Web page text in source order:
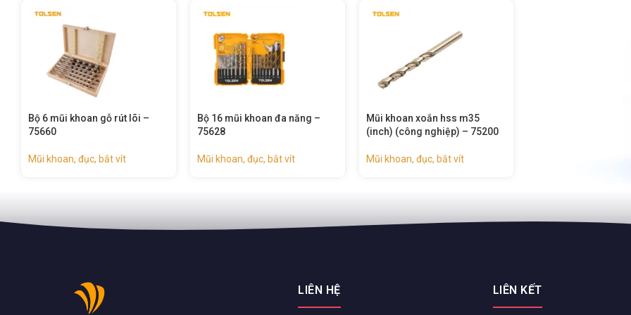
Bộ 16 mũi khoan đa năng –
75628
Mũi khoan, đục, bắt vít
Mũi khoan xoắn hss m35
(inch) (công nghiệp) – 75200
Mũi khoan, đục, bắt vít
Bộ 25 mũi khoan xoắn hss –
75082
Mũi khoan, đục, bắt vít
LIÊN HỆ LIÊN KẾT